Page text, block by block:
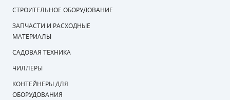
СТРОИТЕЛЬНОЕ ОБОРУДОВАНИЕ
ЗАПЧАСТИ И РАСХОДНЫЕ
МАТЕРИАЛЫ
САДОВАЯ ТЕХНИКА
ЧИЛЛЕРЫ
КОНТЕЙНЕРЫ ДЛЯ
ОБОРУДОВАНИЯ